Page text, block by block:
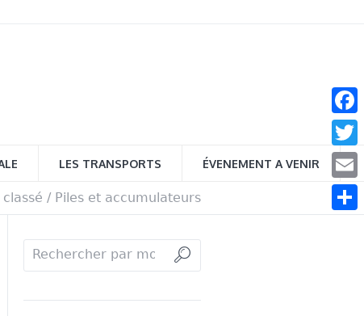
LES TRANSPORTS ÉVENEMENT A VENIR
classé / Piles et accumulateurs
Email